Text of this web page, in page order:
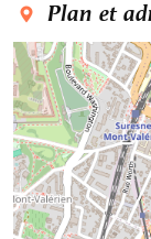
Plan et